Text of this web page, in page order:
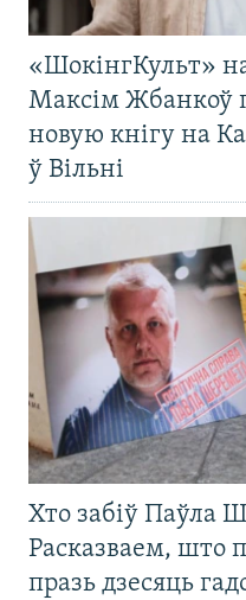
«ШокінгКульт»
Максім Жбанкоў
новую кнігу на
ў Вільні
Хто забіў Паўла
Расказваем, што
празь дзесяць